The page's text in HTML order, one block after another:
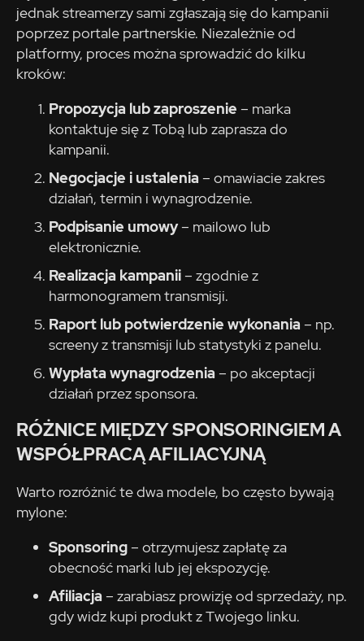
jednak streamerzy sami zgłaszają się do kampanii
poprzez portale partnerskie. Niezależnie od
platformy, proces można sprowadzić do kilku
kroków:
Propozycja lub zaproszenie – marka
kontaktuje się z Tobą lub zaprasza do
kampanii.
Negocjacje i ustalenia – omawiacie zakres
działań, termin i wynagrodzenie.
Podpisanie umowy– mailowo lub
elektronicznie.
Realizacja kampanii– zgodnie z
harmonogramem transmisji.
Raport lub potwierdzenie wykonania – np.
screeny z transmisji lub statystyki z panelu.
Wypłata wynagrodzenia – po akceptacji
działań przez sponsora.
RÓŻNICE MIĘDZY SPONSORINGIEM A
WSPÓŁPRACĄ AFILIACYJNĄ
Warto rozróżnić te dwa modele, bo często bywają
mylone:
Sponsoring– otrzymujesz zapłatę za
obecność marki lub jej ekspozycję.
Afiliacja – zarabiasz prowizję od sprzedaży, np.
gdy widz kupi produkt z Twojego linku.